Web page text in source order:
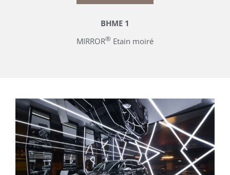
BHME 1
MIRROR® Etain moiré